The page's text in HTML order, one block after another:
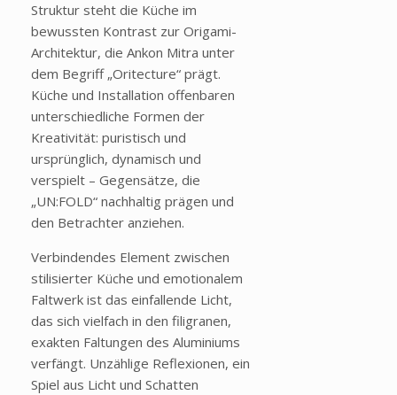
Struktur steht die Küche im
bewussten Kontrast zur Origami-
Architektur, die Ankon Mitra unter
dem Begriff „Oritecture“ prägt.
Küche und Installation offenbaren
unterschiedliche Formen der
Kreativität: puristisch und
ursprünglich, dynamisch und
verspielt – Gegensätze, die
„UN:FOLD“ nachhaltig prägen und
den Betrachter anziehen.
Verbindendes Element zwischen
stilisierter Küche und emotionalem
Faltwerk ist das einfallende Licht,
das sich vielfach in den filigranen,
exakten Faltungen des Aluminiums
verfängt. Unzählige Reflexionen, ein
Spiel aus Licht und Schatten